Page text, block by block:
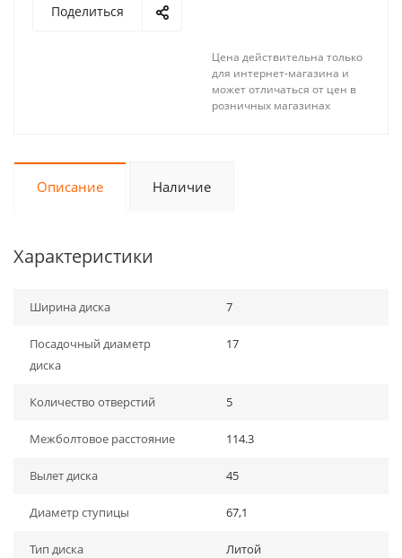
Поделиться
Цена действительна только
для интернет-магазина и
может отличаться от цен в
розничных магазинах
Описание Наличие
Характеристики
Ширина диска 7
Посадочный диаметр
диска
17
Количество отверстий 5
Межболтовое расстояние 114.3
Вылет диска 45
Диаметр ступицы 67,1
Тип диска Литой